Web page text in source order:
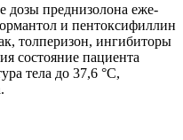
дозы преднизолона еже­
и пентоксифиллин
толперизон, ингибиторы
состояние пациента
тела до 37,6 °С,